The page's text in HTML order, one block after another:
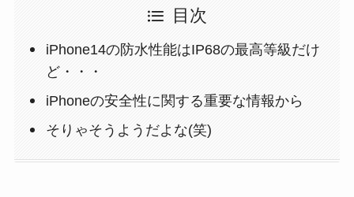
目次
iPhone14の防水性能はIP68の最高等級だけ
ど・・・
iPhoneの安全性に関する重要な情報から
そりゃそうようだよな(笑)